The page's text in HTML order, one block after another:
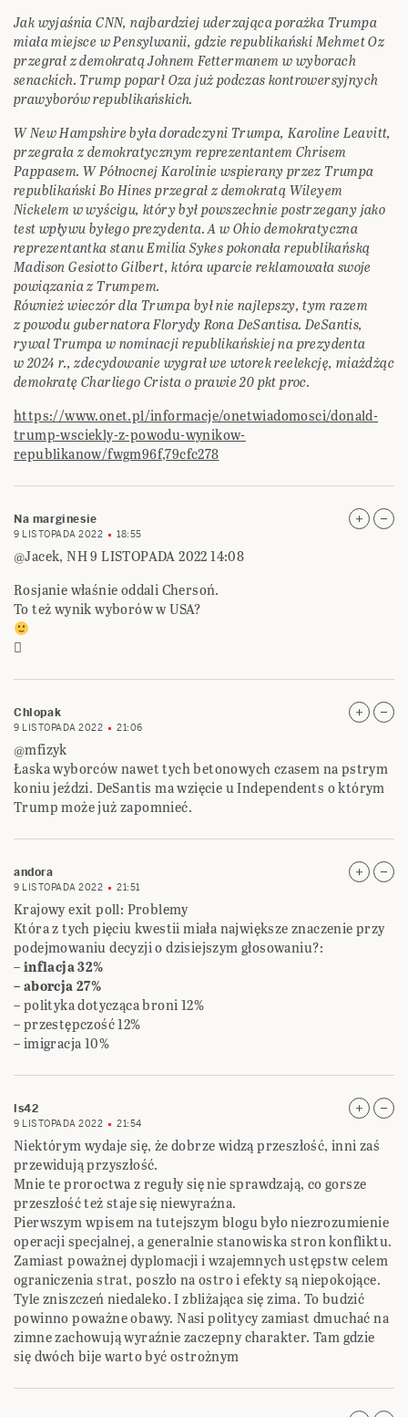
Jak wyjaśnia CNN, najbardziej uderzająca porażka Trumpa
miała miejsce w Pensylwanii, gdzie republikański Mehmet Oz
przegrał z demokratą Johnem Fettermanem w wyborach
senackich. Trump poparł Oza już podczas kontrowersyjnych
prawyborów republikańskich.
W New Hampshire była doradczyni Trumpa, Karoline Leavitt,
przegrała z demokratycznym reprezentantem Chrisem
Pappasem. W Północnej Karolinie wspierany przez Trumpa
republikański Bo Hines przegrał z demokratą Wileyem
Nickelem w wyścigu, który był powszechnie postrzegany jako
test wpływu byłego prezydenta. A w Ohio demokratyczna
reprezentantka stanu Emilia Sykes pokonała republikańską
Madison Gesiotto Gilbert, która uparcie reklamowała swoje
powiązania z Trumpem.
Również wieczór dla Trumpa był nie najlepszy, tym razem
z powodu gubernatora Florydy Rona DeSantisa. DeSantis,
rywal Trumpa w nominacji republikańskiej na prezydenta
w 2024 r., zdecydowanie wygrał we wtorek reelekcję, miażdżąc
demokratę Charliego Crista o prawie 20 pkt proc.
https://www.onet.pl/informacje/onetwiadomosci/donald-
trump-wsciekly-z-powodu-wynikow-
republikanow/fwgm96f,79cfc278
Na marginesie
9 LISTOPADA 2022 18:55
@Jacek, NH 9 LISTOPADA 2022 14:08
Rosjanie właśnie oddali Chersoń.
To też wynik wyborów w USA?

Chlopak
9 LISTOPADA 2022 21:06
@mfizyk
Łaska wyborców nawet tych betonowych czasem na pstrym
koniu jeździ. DeSantis ma wzięcie u Independents o którym
Trump może już zapomnieć.
andora
9 LISTOPADA 2022 21:51
Krajowy exit poll: Problemy
Która z tych pięciu kwestii miała największe znaczenie przy
podejmowaniu decyzji o dzisiejszym głosowaniu?:
–inflacja 32%
– aborcja 27%
– polityka dotycząca broni 12%
– przestępczość 12%
– imigracja 10%
ls42
9 LISTOPADA 2022 21:54
Niektórym wydaje się, że dobrze widzą przeszłość, inni zaś
przewidują przyszłość.
Mnie te proroctwa z reguły się nie sprawdzają, co gorsze
przeszłość też staje się niewyraźna.
Pierwszym wpisem na tutejszym blogu było niezrozumienie
operacji specjalnej, a generalnie stanowiska stron konfliktu.
Zamiast poważnej dyplomacji i wzajemnych ustępstw celem
ograniczenia strat, poszło na ostro i efekty są niepokojące.
Tyle zniszczeń niedaleko. I zbliżająca się zima. To budzić
powinno poważne obawy. Nasi politycy zamiast dmuchać na
zimne zachowują wyraźnie zaczepny charakter. Tam gdzie
się dwóch bije warto być ostrożnym